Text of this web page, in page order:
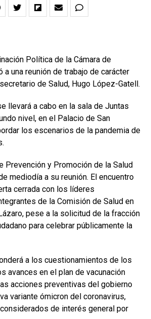
Política de la Cámara de
a una reunión de trabajo de carácter
de Salud, Hugo López-Gatell.
llevará a cabo en la sala de Juntas
nivel, en el Palacio de San
los escenarios de la pandemia de
Prevención y Promoción de la Salud
mediodía a su reunión. El encuentro
cerrada con los líderes
de la Comisión de Salud en
pese a la solicitud de la fracción
para celebrar públicamente la
a los cuestionamientos de los
avances en el plan de vacunación
acciones preventivas del gobierno
variante ómicron del coronavirus,
de interés general por